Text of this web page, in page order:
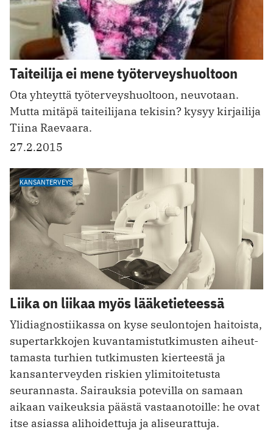
Taiteilija ei mene työterveyshuoltoon
Ota yhteyttä työterveyshuoltoon, neuvotaan.
Mutta mitäpä taiteilijana tekisin? kysyy kirjailija
Tiina Raevaara.
27.2.2015
KANSANTERVEYS
Liika on liikaa myös lääketieteessä
Ylidiagnostiikassa on kyse seulontojen haitoista,
supertarkkojen kuvantamistutkimusten aiheut­
tamasta turhien tutkimusten kierteestä ja
kansanterveyden riskien ylimitoitetusta
seurannasta. Sairauksia potevilla on samaan
aikaan vaikeuksia päästä vastaanotoille: he ovat
itse asiassa alihoidettuja ja aliseurattuja.